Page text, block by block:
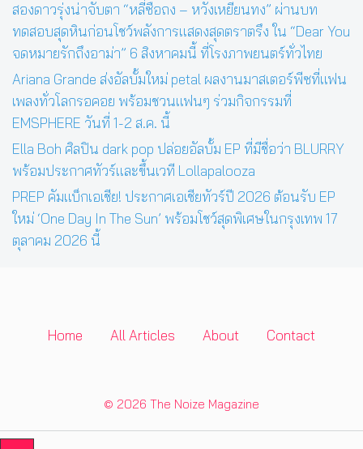
สองดาวรุ่งน่าจับตา “หลี่ซือถง – หวังเหยียนทง” ผ่านบท
ทดสอบสุดหินก่อนโชว์พลังการแสดงสุดตราตรึง ใน “Dear You
จดหมายรักถึงอาม่า” 6 สิงหาคมนี้ ที่โรงภาพยนตร์ทั่วไทย
Ariana Grande ส่งอัลบั้มใหม่ petal ผลงานมาสเตอร์พีซที่แฟน
เพลงทั่วโลกรอคอย พร้อมชวนแฟนๆ ร่วมกิจกรรมที่
EMSPHERE วันที่ 1-2 ส.ค. นี้
Ella Boh ศิลปิน dark pop ปล่อยอัลบั้ม EP ที่มีชื่อว่า BLURRY
พร้อมประกาศทัวร์และขึ้นเวที Lollapalooza
PREP คัมแบ็กเอเชีย! ประกาศเอเชียทัวร์ปี 2026 ต้อนรับ EP
ใหม่ ‘One Day In The Sun’ พร้อมโชว์สุดพิเศษในกรุงเทพ 17
ตุลาคม 2026 นี้
Home All Articles About Contact
© 2026 The Noize Magazine